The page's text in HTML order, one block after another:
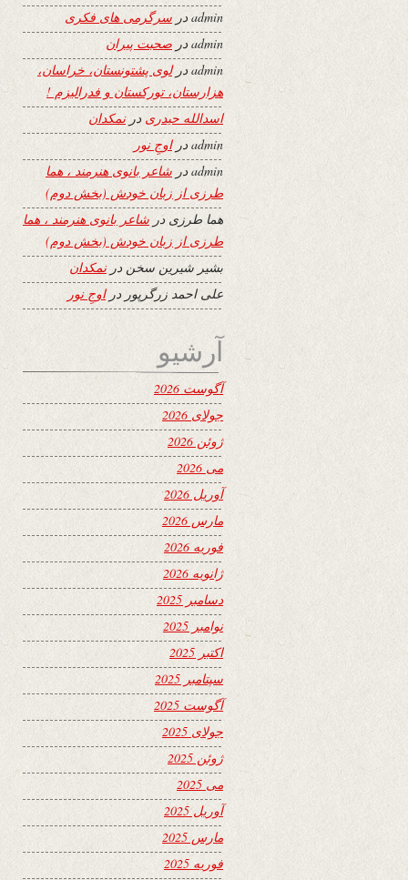
admin در سرگرمی های فکری
admin در صحبت پیران
adminدرلوی پشتونستان، خراسان،
هزارستان، تورکستان و فدرالیزم !
اسدالله حیدری درنمکدان
adminدراوجِ نور
adminدر شاعر بانوی هنرمند ، هما
طرزی از زبان خودش (بخش دوم)
هما طرزی در شاعر بانوی هنرمند ، هما
طرزی از زبان خودش (بخش دوم)
بشیر شیرین سخن درنمکدان
علی احمد زرگرپور دراوجِ نور
آرشیو
آگوست 2026
جولای 2026
ژوئن 2026
می 2026
آوریل 2026
مارس 2026
فوریه 2026
ژانویه 2026
دسامبر 2025
نوامبر 2025
اکتبر 2025
سپتامبر 2025
آگوست 2025
جولای 2025
ژوئن 2025
می 2025
آوریل 2025
مارس 2025
فوریه 2025